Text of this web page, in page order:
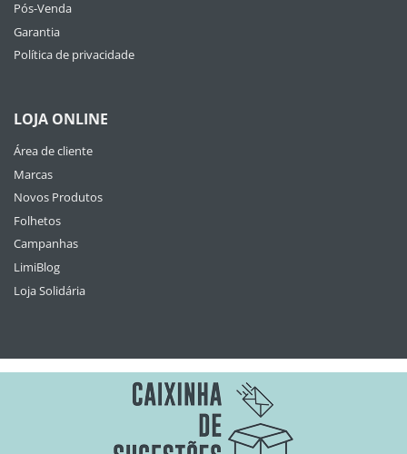
Pós-Venda
Garantia
Política de privacidade
LOJA ONLINE
Área de cliente
Marcas
Novos Produtos
Folhetos
Campanhas
LimiBlog
Loja Solidária